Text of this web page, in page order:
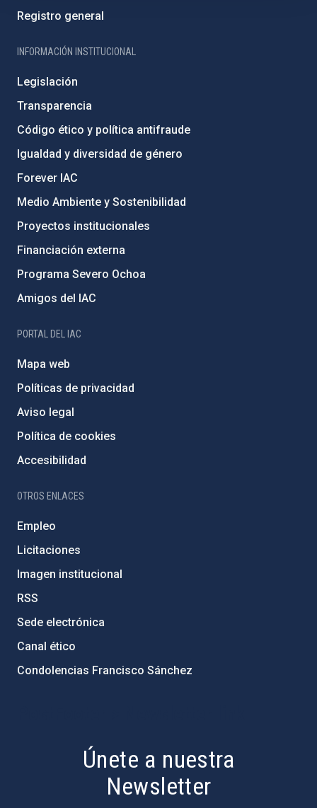
Registro general
INFORMACIÓN INSTITUCIONAL
Legislación
Transparencia
Código ético y política antifraude
Igualdad y diversidad de género
Forever IAC
Medio Ambiente y Sostenibilidad
Proyectos institucionales
Financiación externa
Programa Severo Ochoa
Amigos del IAC
PORTAL DEL IAC
Mapa web
Políticas de privacidad
Aviso legal
Política de cookies
Accesibilidad
OTROS ENLACES
Empleo
Licitaciones
Imagen institucional
RSS
Sede electrónica
Canal ético
Condolencias Francisco Sánchez
Únete a nuestra
Newsletter